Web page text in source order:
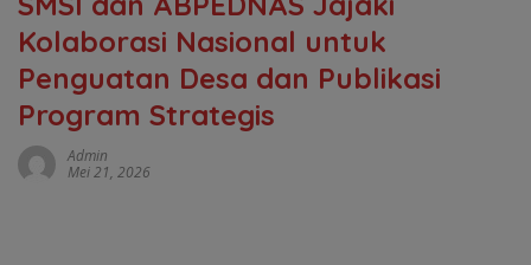
Kolaborasi Nasional untuk
Penguatan Desa dan Publikasi
Program Strategis
Admin
Mei 21, 2026